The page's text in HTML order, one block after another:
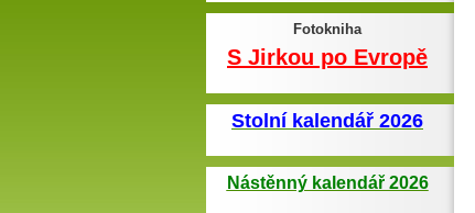
Fotokniha
S Jirkou po Evropě
Stolní kalendář 2026
Nástěnný kalendář 2026